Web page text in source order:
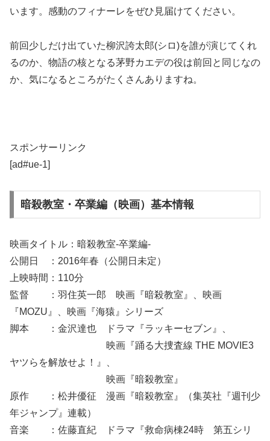
います。感動のフィナーレをぜひ見届けてください。
前回少しだけ出ていた柳沢誇太郎(シロ)を誰が演じてくれ
るのか、物語の核となる茅野カエデの役は前回と同じなの
か、気になるところがたくさんありますね。
スポンサーリンク
[ad#ue-1]
暗殺教室・卒業編（映画）基本情報
映画タイトル：暗殺教室-卒業編-
公開日 ：2016年春（公開日未定）
上映時間：110分
監督 ：羽住英一郎 映画『暗殺教室』、映画
『MOZU』、映画『海猿』シリーズ
脚本 ：金沢達也 ドラマ『ラッキーセブン』、
映画『踊る大捜査線 THE MOVIE3
ヤツらを解放せよ！』、
映画『暗殺教室』
原作 ：松井優征 漫画『暗殺教室』（集英社『週刊少
年ジャンプ』連載）
音楽 ：佐藤直紀 ドラマ『救命病棟24時 第五シリ